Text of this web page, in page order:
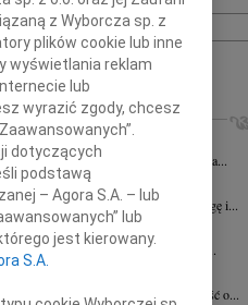
+ szukanie zaawansowane
Stobiecka10.08.2026 Katowice
2026 roku odeszła Maria Stobiecka...
Katowice
smutkiem żegnamy naszego Kolegę i...
Katowice
Koleżance Sabinie Kacan składamy...
Kurek
smutkiem przyjęliśmy wiadomość o...
z Wyborcza sp. z
plików cookie lub inne
wyświetlania reklam
lub
wyrazić zgody, chcesz
dotyczących
podstawą
– Agora S.A. – lub
lub
jest kierowany.
S.A.